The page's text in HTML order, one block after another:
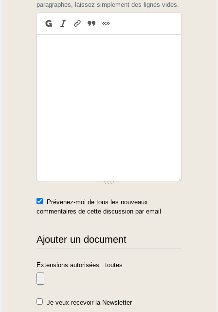
paragraphes, laissez simplement des lignes vides.
Prévenez-moi de tous les nouveaux
commentaires de cette discussion par email
Ajouter un document
Extensions autorisées : toutes
Je veux recevoir la Newsletter